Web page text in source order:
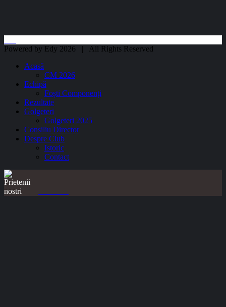
Powered by Edy 2026 | All Rights Reserved
Acasă
CM 2026
Echipă
Foști Componenți
Rezultate
Golgeteri
Golgeteri 2025
Consiliu Director
Despre Club
Istoric
Contact